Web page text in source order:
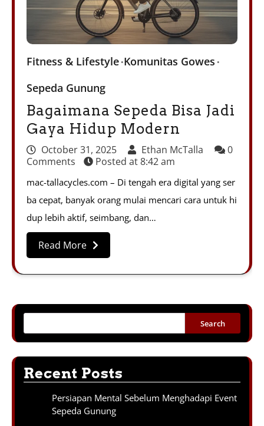
Fitness & Lifestyle Komunitas Gowes
Sepeda Gunung
Bagaimana Sepeda Bisa Jadi
Gaya Hidup Modern
October 31, 2025 Ethan McTalla
0
Comments
Posted at8:42 am
mac-tallacycles.com – Di tengah era digital yang ser
ba cepat, banyak orang mulai mencari cara untuk hi
dup lebih aktif, seimbang, dan…
Read More
Search
Recent Posts
Persiapan Mental Sebelum Menghadapi Event
Sepeda Gunung